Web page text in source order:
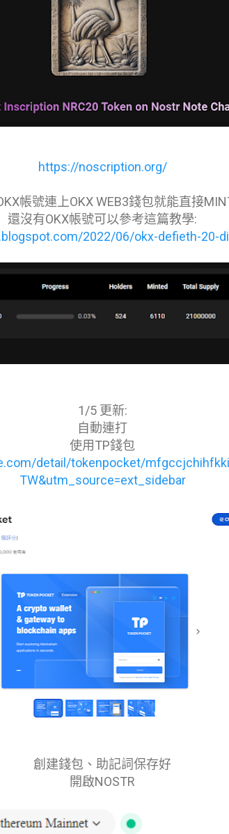
https://noscription.org/
帳號連上OKX WEB3錢包就能直接
還沒有OKX帳號可以參考這篇教學:
2022/06/okx-defieth-20-
1/5 更新:
自動連打
使用TP錢包
detail/tokenpocket/
TW&utm_source=ext_sidebar
創建錢包、助記詞保存好
開啟NOSTR